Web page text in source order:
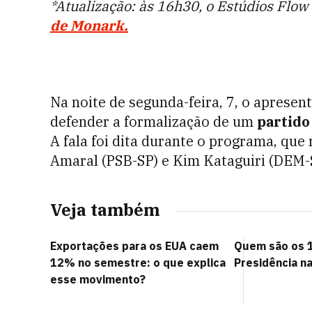
*Atualização: às 16h30, o Estúdios
de Monark.
Na noite de segunda-feira, 7, o
defender a formalização de um
A fala foi dita durante o programa, que
Amaral (PSB-SP) e Kim Kataguiri (DEM-
Veja também
Exportações para os EUA caem
12% no semestre: o que explica
esse movimento?
Quem são os
Presidência